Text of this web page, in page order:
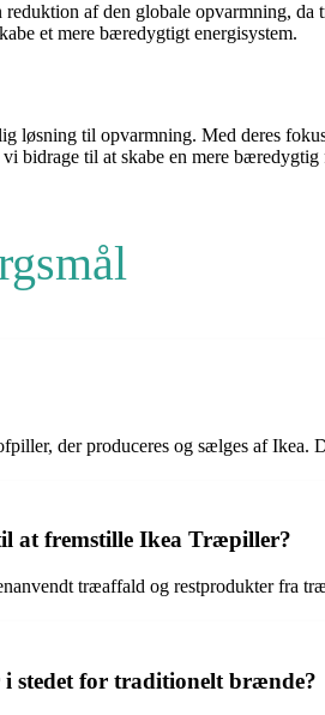
af den globale opvarmning,
et mere bæredygtigt energisystem.
løsning til opvarmning. Med deres
bidrage til at skabe en mere bæredygtig
der produceres og sælges af
at fremstille Ikea Træpiller?
træaffald og restprodukter fra
for traditionelt brænde?